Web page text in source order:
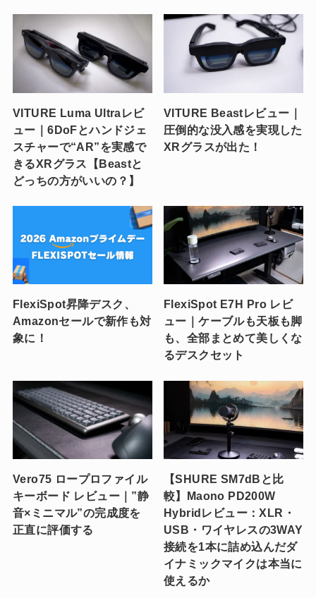
VITURE Luma Ultraレビ
ュー｜6DoFとハンドジェ
スチャーで“AR”を実感で
きるXRグラス【Beastと
どっちの方がいいの？】
VITURE Beastレビュー｜
圧倒的な没入感を実現した
XRグラスが出た！
FlexiSpot昇降デスク、
Amazonセールで新作も対
象に！
FlexiSpot E7H Pro レビ
ュー｜ケーブルも天板も脚
も、全部まとめて美しくな
るデスクセット
Vero75 ロープロファイル
キーボード レビュー｜”静
音×ミニマル”の完成度を
正直に評価する
【SHURE SM7dBと比
較】Maono PD200W
Hybridレビュー：XLR・
USB・ワイヤレスの3WAY
接続を1本に詰め込んだダ
イナミックマイクは本当に
使えるか